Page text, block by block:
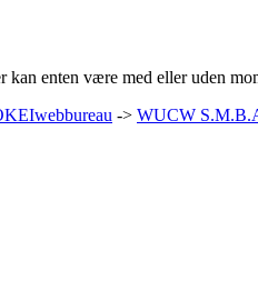
enten være med eller uden
-> WUCW